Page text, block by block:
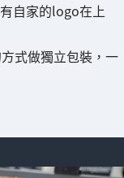
自家的logo在上
式做獨立包裝，一